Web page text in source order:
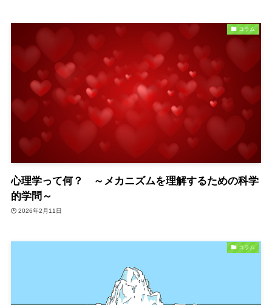
コラム
心理学って何？ ～メカニズムを理解するための科学
的学問～
2026年2月11日
コラム